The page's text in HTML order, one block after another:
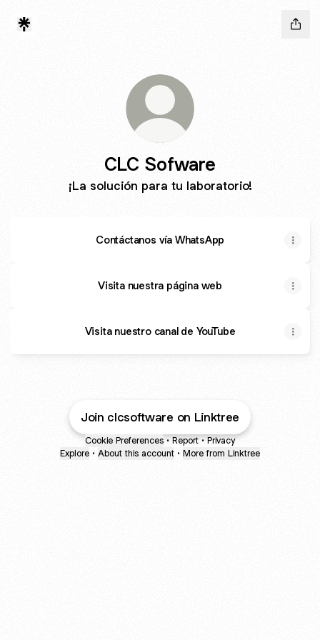
CLC Sofware
¡La solución para tu laboratorio!
Contáctanos vía WhatsApp
Visita nuestra página web
Visita nuestro canal de YouTube
Join clcsoftware on Linktree
Cookie Preferences • Report • Privacy
Explore • About this account • More from Linktree